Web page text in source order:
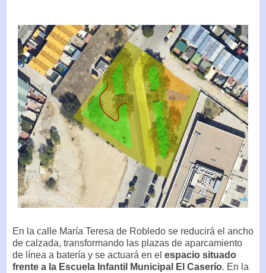
En la calle María Teresa de Robledo se reducirá el ancho
de calzada, transformando las plazas de aparcamiento
de línea a batería y se actuará en el espacio situado
frente a la Escuela Infantil Municipal El Caserío. En la